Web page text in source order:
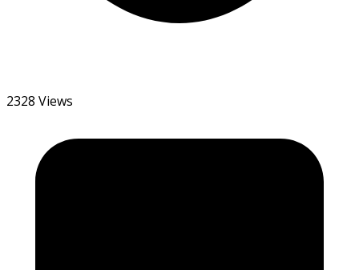
2328 Views